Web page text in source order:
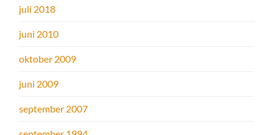
juli 2018
juni 2010
oktober 2009
juni 2009
september 2007